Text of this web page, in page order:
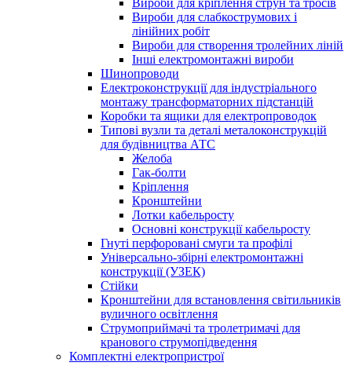
Вироби для кріплення струн та тросів
Вироби для слабкострумових і
лінійних робіт
Вироби для створення тролейних ліній
Інші електромонтажні вироби
Шинопроводи
Електроконструкції для індустріального
монтажу трансформаторних підстанцій
Коробки та ящики для електропроводок
Типові вузли та деталі металоконструкцій
для будівництва АТС
Желоба
Гак-болти
Кріплення
Кронштейни
Лотки кабельросту
Основні конструкції кабельросту
Гнуті перфоровані смуги та профілі
Універсально-збірні електромонтажні
конструкції (УЗЕК)
Стійки
Кронштейни для встановлення світильників
вуличного освітлення
Струмоприймачі та тролетримачі для
кранового струмопідведення
Комплектні електропристрої